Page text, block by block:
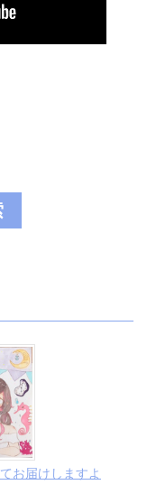
お届けしますよ